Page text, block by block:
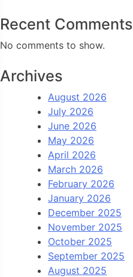
Recent Comments
No comments to show.
Archives
August 2026
July 2026
June 2026
May 2026
April 2026
March 2026
February 2026
January 2026
December 2025
November 2025
October 2025
September 2025
August 2025